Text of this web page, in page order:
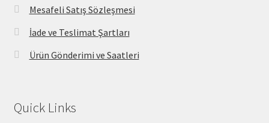
Mesafeli Satış Sözleşmesi
İade ve Teslimat Şartları
Ürün Gönderimi ve Saatleri
Quick Links